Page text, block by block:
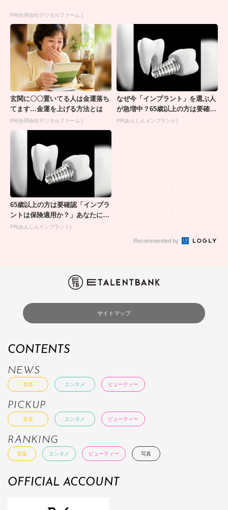
PR(合同会社デジタルファーム )
玄関に〇〇置いてる人は金運落ち
てます…金運を上げる方法とは
PR(合同会社デジタルファーム )
なぜ今「インプラント」を選ぶ人
が急増中？65歳以上の方は要確
認。抜けた歯の放置は...
PR(あんしんインプラント)
65歳以上の方は要確認「インプラ
ントは保険適用か？」あなたに沿
った治療法や費用を...
PR(あんしんインプラント)
Recommended by
サイトマップ
CONTENTS
NEWS
音楽 エンタメ ビューティー
PICKUP
音楽 エンタメ ビューティー
RANKING
音楽 エンタメ ビューティー 写真
OFFICIAL ACCOUNT